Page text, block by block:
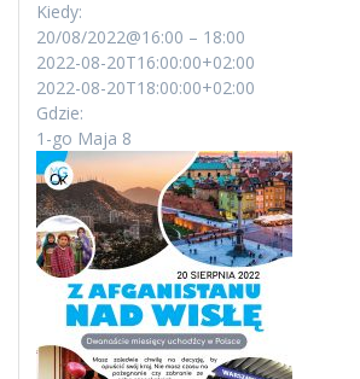
Kiedy:
20/08/2022@16:00 – 18:00
2022-08-20T16:00:00+02:00
2022-08-20T18:00:00+02:00
Gdzie:
1-go Maja 8